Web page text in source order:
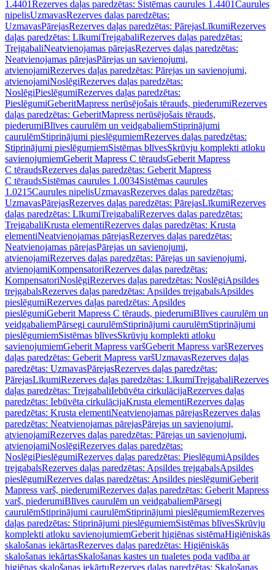
1.4401Rezerves daļas paredzētas: Sistēmas caurules 1.4401Caurules
nipelisUzmavasRezerves daļas paredzētas:
UzmavasPārejasRezerves daļas paredzētas: PārejasLīkumiRezerves
daļas paredzētas: LīkumiTrejgabaliRezerves daļas paredzētas:
TrejgabaliNeatvienojamas pārejasRezerves daļas paredzētas:
Neatvienojamas pārejasPārejas un savienojumi,
atvienojamiRezerves daļas paredzētas: Pārejas un savienojumi,
atvienojamiNoslēgiRezerves daļas paredzētas:
NoslēgiPieslēgumiRezerves daļas paredzētas:
PieslēgumiGeberitMapress nerūsējošais tērauds, piederumiRezerves
daļas paredzētas: GeberitMapress nerūsējošais tērauds,
piederumiBlīves caurulēm un veidgabaliemStiprinājumi
caurulēmStiprinājumi pieslēgumiemRezerves daļas paredzētas:
Stiprinājumi pieslēgumiemSistēmas blīvesSkrūvju komplekti atloku
savienojumiemGeberit Mapress C tēraudsGeberit Mapress
C tēraudsRezerves daļas paredzētas: Geberit Mapress
C tēraudsSistēmas caurules 1.0034Sistēmas caurules
1.0215Caurules nipelisUzmavasRezerves daļas paredzētas:
UzmavasPārejasRezerves daļas paredzētas: PārejasLīkumiRezerves
daļas paredzētas: LīkumiTrejgabaliRezerves daļas paredzētas:
TrejgabaliKrusta elementiRezerves daļas paredzētas: Krusta
elementiNeatvienojamas pārejasRezerves daļas paredzētas:
Neatvienojamas pārejasPārejas un savienojumi,
atvienojamiRezerves daļas paredzētas: Pārejas un savienojumi,
atvienojamiKompensatoriRezerves daļas paredzētas:
KompensatoriNoslēgiRezerves daļas paredzētas: NoslēgiApsildes
trejgabalsRezerves daļas paredzētas: Apsildes trejgabalsApsildes
pieslēgumiRezerves daļas paredzētas: Apsildes
pieslēgumiGeberit Mapress C tērauds, piederumiBlīves caurulēm un
veidgabaliemPārsegi caurulēmStiprinājumi caurulēmStiprinājumi
pieslēgumiemSistēmas blīvesSkrūvju komplekti atloku
savienojumiemGeberit Mapress varšGeberit Mapress varšRezerves
daļas paredzētas: Geberit Mapress varšUzmavasRezerves daļas
paredzētas: UzmavasPārejasRezerves daļas paredzētas:
PārejasLīkumiRezerves daļas paredzētas: LīkumiTrejgabaliRezerves
daļas paredzētas: TrejgabaliIebūvēta cirkulācijaRezerves daļas
paredzētas: Iebūvēta cirkulācijaKrusta elementiRezerves daļas
paredzētas: Krusta elementiNeatvienojamas pārejasRezerves daļas
paredzētas: Neatvienojamas pārejasPārejas un savienojumi,
atvienojamiRezerves daļas paredzētas: Pārejas un savienojumi,
atvienojamiNoslēgiRezerves daļas paredzētas:
NoslēgiPieslēgumiRezerves daļas paredzētas: PieslēgumiApsildes
trejgabalsRezerves daļas paredzētas: Apsildes trejgabalsApsildes
pieslēgumiRezerves daļas paredzētas: Apsildes pieslēgumiGeberit
Mapress varš, piederumiRezerves daļas paredzētas: Geberit Mapress
varš, piederumiBlīves caurulēm un veidgabaliemPārsegi
caurulēmStiprinājumi caurulēmStiprinājumi pieslēgumiemRezerves
daļas paredzētas: Stiprinājumi pieslēgumiemSistēmas blīvesSkrūvju
komplekti atloku savienojumiemGeberit higiēnas sistēmaHigiēniskās
skalošanas iekārtasRezerves daļas paredzētas: Higiēniskās
skalošanas iekārtasSkalošanas kastes un tualetes poda vadība ar
higiēnas skalošanas iekārtuRezerves daļas paredzētas: Skalošanas